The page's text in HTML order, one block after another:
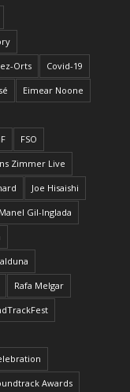
Orts Covid-19
Eimear Noone
FSO
Zimmer Live
Joe Hisaishi
Manel Gil-Inglada
Rafa Melgar
Awards